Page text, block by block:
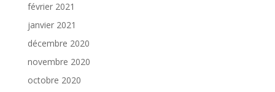
février 2021
janvier 2021
décembre 2020
novembre 2020
octobre 2020